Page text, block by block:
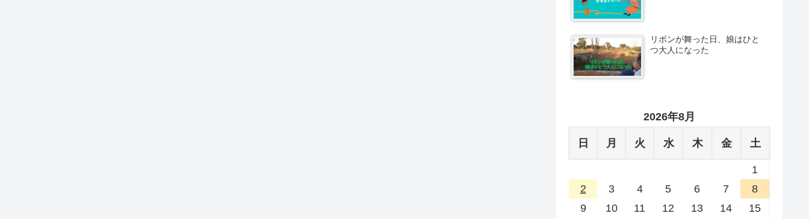
リボンが舞った日、娘はひと
つ大人になった
2026年8月
日 月 火 水 木 金 土
1
2
3 4 5 6 7
8
9
10 11 12 13 14
15